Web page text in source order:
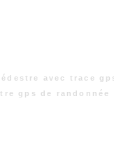
avec trace
gps de randonnée